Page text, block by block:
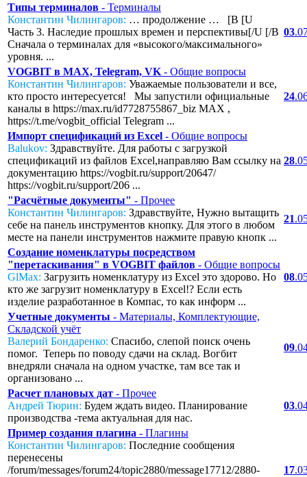
Типы терминалов - Терминалы
Константин Чилингаров: … продолжение … [B [U
Часть 3. Наследие прошлых времен и перспективы[/U [/B
Сначала о терминалах для «высокого/максимального»
уровня. ...
03
VOGBIT в MAX, Telegram, VK - Общие вопросы
Константин Чилингаров: Уважаемые пользователи и все,
кто просто интересуется! Мы запустили официальные
каналы в https://max.ru/id7728755867_biz MAX ,
https://t.me/vogbit_official Telegram ...
24
Импорт спецификаций из Excel - Общие вопросы
Balukov: Здравствуйте. Для работы с загрузкой
спецификаций из файлов Excel,направляю Вам ссылку на
документацию https://vogbit.ru/support/20647/
https://vogbit.ru/support/206 ...
28
"Расчётные документы" - Прочее
Константин Чилингаров: Здравствуйте, Нужно вытащить
себе на панель инструментов кнопку. Для этого в любом
месте на панели инструментов нажмите правую кнопк ...
21
Создание номенклатуры посредством
"перетаскивания" в VOGBIT файлов - Общие вопросы
GlMax: Загрузить номенклатуру из Excel это здорово. Но
кто же загрузит номенклатуру в Excel!? Если есть
изделие разработанное в Компас, то как информ ...
08
Учетные документы - Материалы, Комплектующие,
Складской учёт
Валерий Бондаренко: Спасибо, слепой поиск очень
помог. Теперь по поводу сдачи на склад. Вогбит
внедряли сначала на одном участке, там все так и
организовано ...
09
Расчет плановых дат - Прочее
Андрей Тюрин: Будем ждать видео. Планирование
производства -тема актуальная для нас.
03
Пример создания плагина - Плагины
Константин Чилингаров: Последние сообщения
перенесены
/forum/messages/forum24/topic2880/message17712/2880-
17